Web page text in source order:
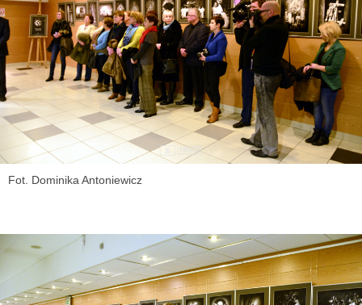
Fot. Dominika Antoniewicz